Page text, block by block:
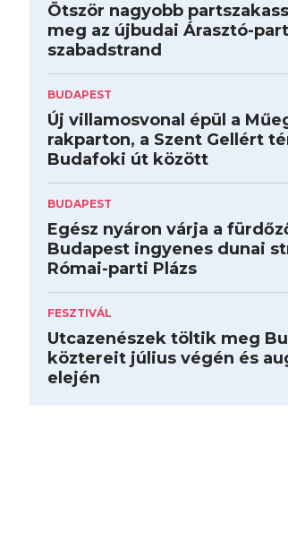
Ötször nagyobb
meg az újbudai Árasztó-
szabadstrand
BUDAPEST
Új villamosvonal épül a
rakparton, a Szent Gellért
Budafoki út között
BUDAPEST
Egész nyáron várja a
Budapest ingyenes dunai
Római-parti Plázs
FESZTIVÁL
Utcazenészek töltik meg
köztereit július végén és
elején